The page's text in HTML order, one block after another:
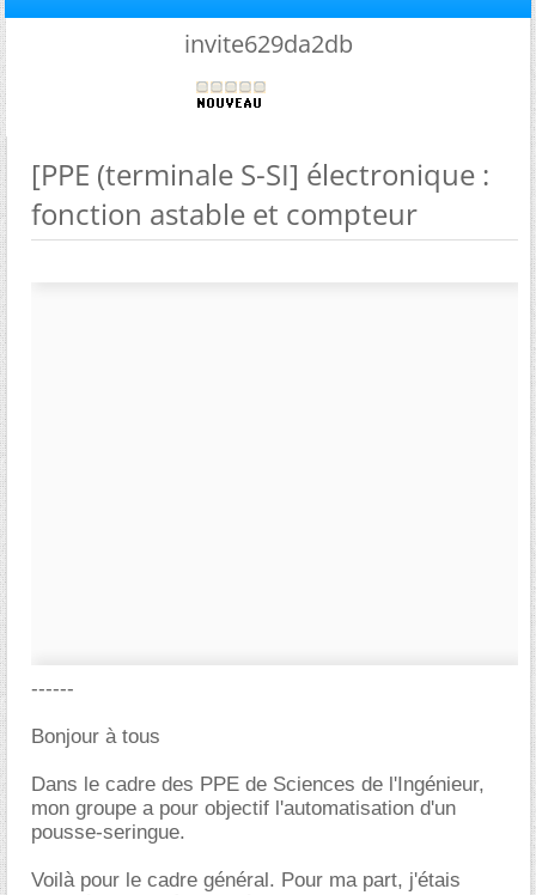
invite629da2db
[PPE (terminale S-SI] électronique :
fonction astable et compteur
------
Bonjour à tous
Dans le cadre des PPE de Sciences de l'Ingénieur,
mon groupe a pour objectif l'automatisation d'un
pousse-seringue.
Voilà pour le cadre général. Pour ma part, j'étais